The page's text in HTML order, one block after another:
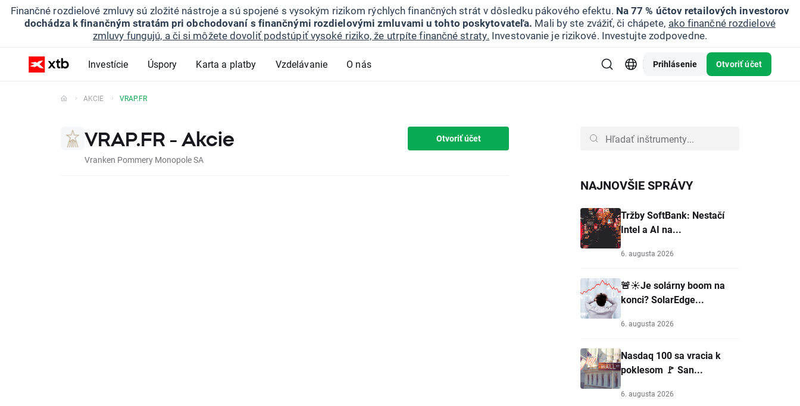
Finančné rozdielové zmluvy sú zložité nástroje a sú spojené s vysokým rizikom rýchlych finančných strát v dôsledku pákového efektu. Na 77 % účtov retailových investorov
dochádza k finančným stratám pri obchodovaní s finančnými rozdielovými zmluvami u tohto poskytovateľa. Mali by ste zvážiť, či chápete, ako finančné rozdielové
zmluvy fungujú, a či si môžete dovoliť podstúpiť vysoké riziko, že utrpíte finančné straty. Investovanie je rizikové. Investujte zodpovedne.
Investície Úspory Karta a platby Vzdelávanie O nás Prihlásenie Otvoriť účet
AKCIE VRAP.FR
VRAP.FR - Akcie
Vranken Pommery Monopole SA
Otvoriť účet
NAJNOVŠIE SPRÁVY
Tržby SoftBank: Nestačí
Intel a AI na...
6. augusta 2026
🚨☀️Je solárny boom na
konci? SolarEdge...
6. augusta 2026
Nasdaq 100 sa vracia k
poklesom 🚩 San...
6. augusta 2026